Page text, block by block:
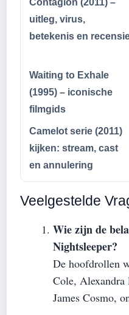
Contagion (2011) –
uitleg, virus,
betekenis en
Waiting to Exhale
(1995) – iconische
filmgids
Camelot serie (2011)
kijken: stream, cast
en annulering
Veelgestelde
Wie zijn de
Nightsleeper?
De hoofdrollen
Cole, Alexandra
James Cosmo,